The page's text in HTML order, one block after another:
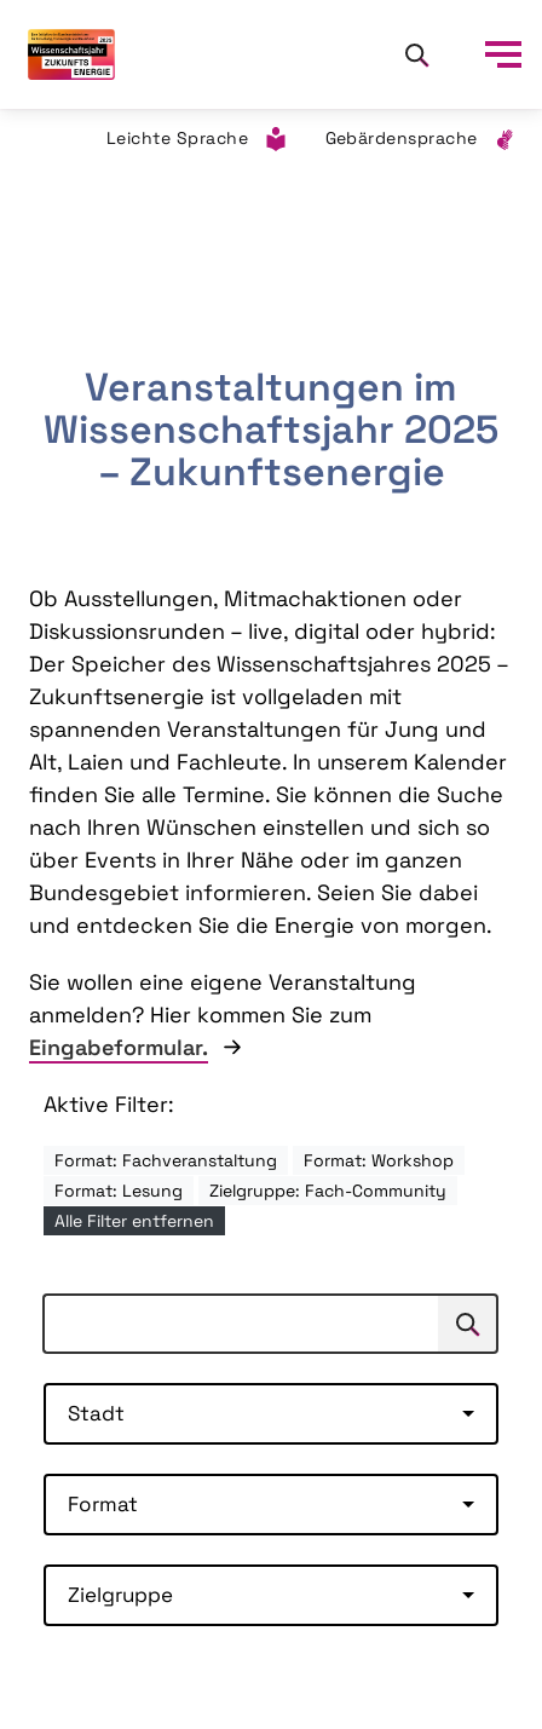
Leichte Sprache Gebärdensprache
Veranstaltungen im
Wissenschaftsjahr 2025
– Zukunftsenergie
Ob Ausstellungen, Mitmachaktionen oder
Diskussionsrunden – live, digital oder hybrid:
Der Speicher des Wissenschaftsjahres 2025 –
Zukunftsenergie ist vollgeladen mit
spannenden Veranstaltungen für Jung und
Alt, Laien und Fachleute. In unserem Kalender
finden Sie alle Termine. Sie können die Suche
nach Ihren Wünschen einstellen und sich so
über Events in Ihrer Nähe oder im ganzen
Bundesgebiet informieren. Seien Sie dabei
und entdecken Sie die Energie von morgen.
Sie wollen eine eigene Veranstaltung
anmelden? Hier kommen Sie zum
Eingabeformular.
Aktive Filter:
Format: Fachveranstaltung
Format: Workshop
Format: Lesung
Zielgruppe: Fach-Community
Alle Filter entfernen
Suchen
Stadt
Format
Zielgruppe